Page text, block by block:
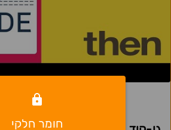
חומר חלקי